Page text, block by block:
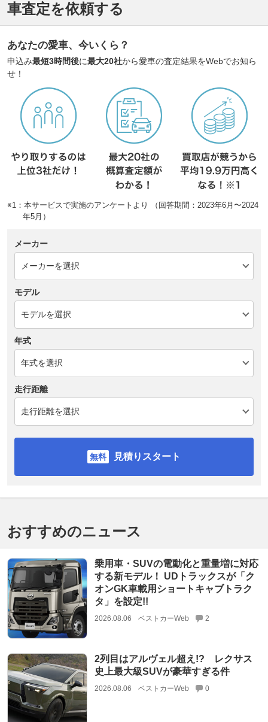
車査定を依頼する
あなたの愛車、今いくら？
申込み最短3時間後に最大20社から愛車の査定結果をWebでお知ら
せ！
※1：本サービスで実施のアンケートより （回答期間：2023年6月〜2024
年5月）
メーカー
モデル
年式
走行距離
見積りスタート
おすすめのニュース
乗用車・SUVの電動化と重量増に対応
する新モデル！ UDトラックスが「ク
オンGK車載用ショートキャブトラク
タ」を設定!!
2026.08.06 ベストカーWeb 2
2列目はアルヴェル超え!? レクサス
史上最大級SUVが豪華すぎる件
2026.08.06 ベストカーWeb 0